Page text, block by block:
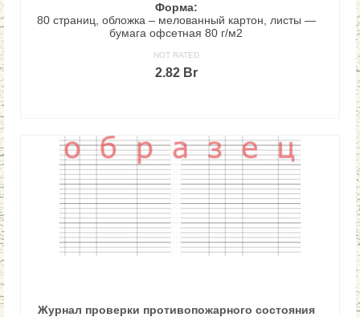
Форма:
80 страниц, обложка – мелованный картон, листы —
бумага офсетная 80 г/м2
NOT RATED
2.82 Br
Журнал проверки противопожарного состояния